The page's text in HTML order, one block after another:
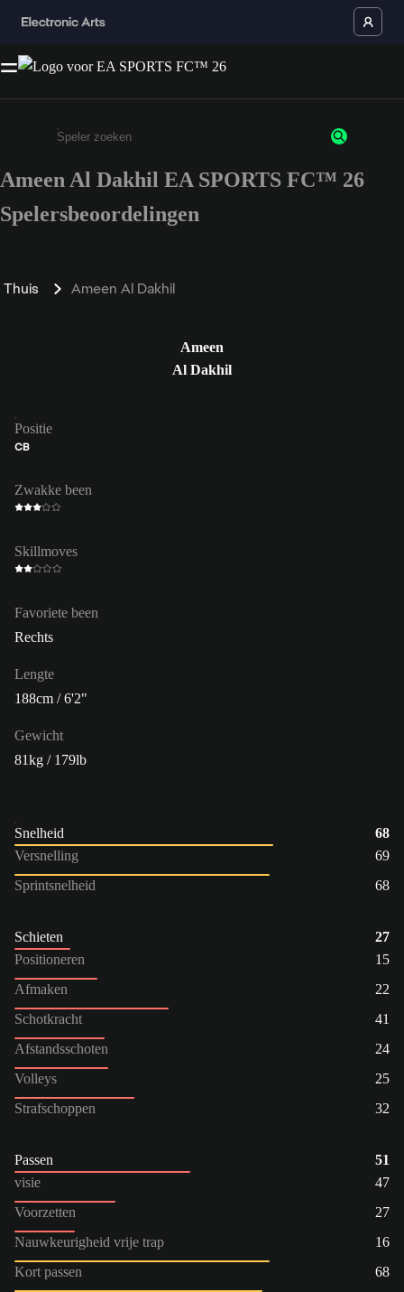
Enter a minimum of 3 characters or numbers
Ameen Al Dakhil EA SPORTS FC™ 26
Spelersbeoordelingen
Thuis Ameen Al Dakhil
Ameen
Al Dakhil
Positie
CB
Zwakke been
Skillmoves
Favoriete been
Rechts
Lengte
188cm / 6'2"
Gewicht
81kg / 179lb
Snelheid
68
Versnelling
69
Sprintsnelheid
68
Schieten
27
Positioneren
15
Afmaken
22
Schotkracht
41
Afstandsschoten
24
Volleys
25
Strafschoppen
32
Passen
51
visie
47
Voorzetten
27
Nauwkeurigheid vrije trap
16
Kort passen
68